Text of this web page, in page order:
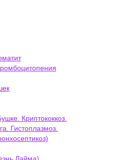
Криптококкоз.
Гистоплазмоз.